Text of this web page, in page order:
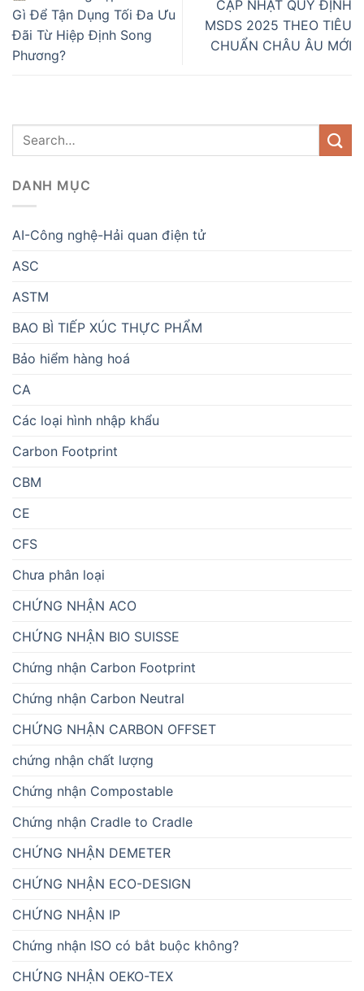
Gì Để Tận Dụng Tối Đa Ưu
Đãi Từ Hiệp Định Song
Phương?
CẬP NHẬT QUY ĐỊNH
MSDS 2025 THEO TIÊU
CHUẨN CHÂU ÂU MỚI
DANH MỤC
AI-Công nghệ-Hải quan điện tử
ASC
ASTM
BAO BÌ TIẾP XÚC THỰC PHẨM
Bảo hiểm hàng hoá
CA
Các loại hình nhập khẩu
Carbon Footprint
CBM
CE
CFS
Chưa phân loại
CHỨNG NHẬN ACO
CHỨNG NHẬN BIO SUISSE
Chứng nhận Carbon Footprint
Chứng nhận Carbon Neutral
CHỨNG NHẬN CARBON OFFSET
chứng nhận chất lượng
Chứng nhận Compostable
Chứng nhận Cradle to Cradle
CHỨNG NHẬN DEMETER
CHỨNG NHẬN ECO-DESIGN
CHỨNG NHẬN IP
Chứng nhận ISO có bắt buộc không?
CHỨNG NHẬN OEKO-TEX